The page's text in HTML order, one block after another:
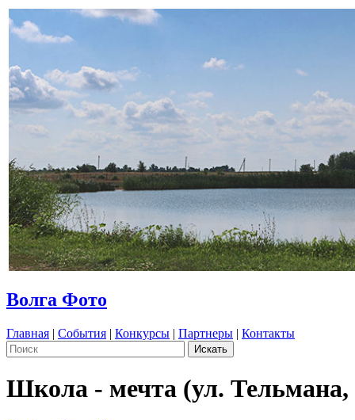
Волга Фото
Главная | События | Конкурсы | Партнеры | Контакты
Школа - мечта (ул. Тельмана,